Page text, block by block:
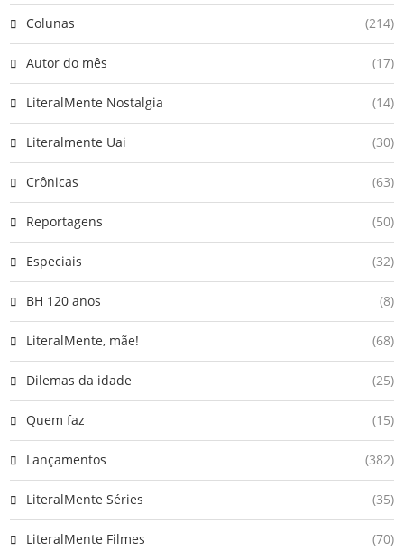
Colunas (214)
Autor do mês (17)
LiteralMente Nostalgia (14)
Literalmente Uai (30)
Crônicas (63)
Reportagens (50)
Especiais (32)
BH 120 anos (8)
LiteralMente, mãe! (68)
Dilemas da idade (25)
Quem faz (15)
Lançamentos (382)
LiteralMente Séries (35)
LiteralMente Filmes (70)